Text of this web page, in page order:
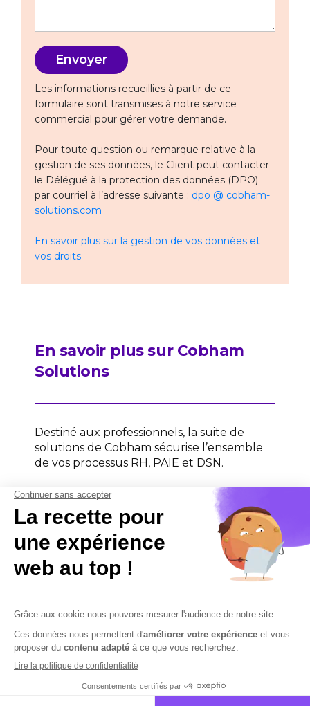
Les informations recueillies à partir de ce
formulaire sont transmises à notre service
commercial pour gérer votre demande.
Pour toute question ou remarque relative à la
gestion de ses données, le Client peut contacter
le Délégué à la protection des données (DPO)
par courriel à l’adresse suivante : dpo @ cobham-
solutions.com
En savoir plus sur la gestion de vos données et
vos droits
En savoir plus sur Cobham
Solutions
Destiné aux professionnels, la suite de
solutions de Cobham sécurise l’ensemble
de vos processus RH, PAIE et DSN.
Contactez-nous
Contactez-nous Mentions légales
Plan du site
Sécurisation des données
Conditions Générales de Vente et d’Utilisation
Copyright © 2026 Cobham Solutions | Logiciel de conformité et